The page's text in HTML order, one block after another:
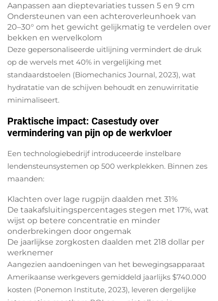
Aanpassen aan dieptevariaties tussen 5 en 9 cm
Ondersteunen van een achteroverleunhoek van
20–30° om het gewicht gelijkmatig te verdelen over
bekken en wervelkolom
Deze gepersonaliseerde uitlijning vermindert de druk
op de wervels met 40% in vergelijking met
standaardstoelen (Biomechanics Journal, 2023), wat
hydratatie van de schijven behoudt en zenuwirritatie
minimaliseert.
Praktische impact: Casestudy over
vermindering van pijn op de werkvloer
Een technologiebedrijf introduceerde instelbare
lendensteunsystemen op 500 werkplekken. Binnen zes
maanden:
Klachten over lage rugpijn daalden met 31%
De taakafsluitingspercentages stegen met 17%, wat
wijst op betere concentratie en minder
onderbrekingen door ongemak
De jaarlijkse zorgkosten daalden met 218 dollar per
werknemer
Aangezien aandoeningen van het bewegingsapparaat
Amerikaanse werkgevers gemiddeld jaarlijks $740.000
kosten (Ponemon Institute, 2023), leveren dergelijke